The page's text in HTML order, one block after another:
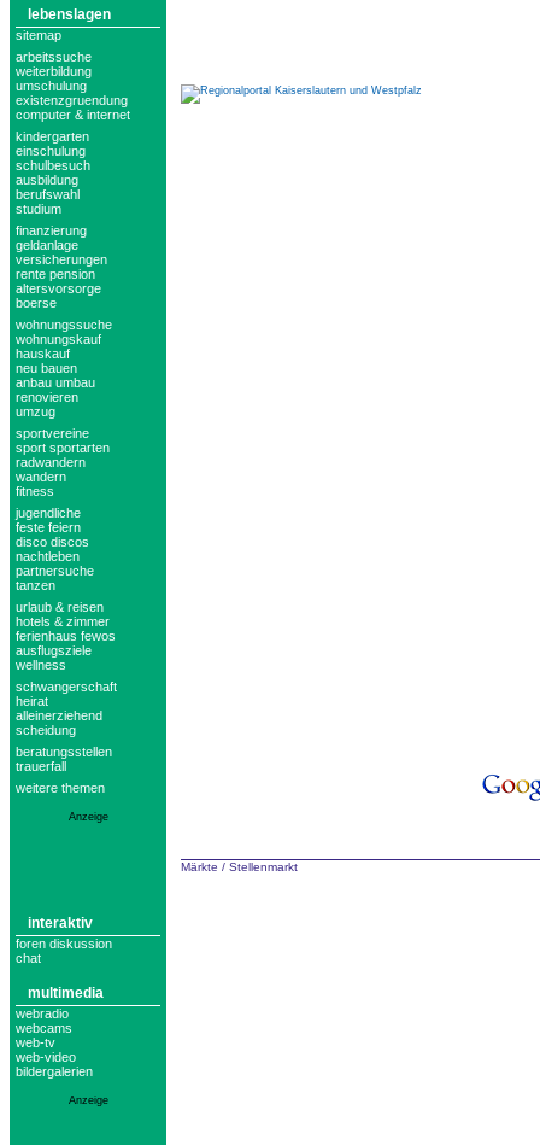
lebenslagen
sitemap
arbeitssuche
weiterbildung
umschulung
existenzgruendung
computer & internet
kindergarten
einschulung
schulbesuch
ausbildung
berufswahl
studium
finanzierung
geldanlage
versicherungen
rente pension
altersvorsorge
boerse
wohnungssuche
wohnungskauf
hauskauf
neu bauen
anbau umbau
renovieren
umzug
sportvereine
sport sportarten
radwandern
wandern
fitness
jugendliche
feste feiern
disco discos
nachtleben
partnersuche
tanzen
urlaub & reisen
hotels & zimmer
ferienhaus fewos
ausflugsziele
wellness
schwangerschaft
heirat
alleinerziehend
scheidung
beratungsstellen
trauerfall
weitere themen
Anzeige
interaktiv
foren diskussion
chat
multimedia
webradio
webcams
web-tv
web-video
bildergalerien
Anzeige
Märkte / Stellenmarkt